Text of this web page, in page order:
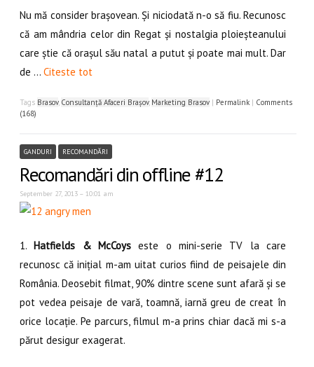
Nu mă consider brașovean. Și niciodată n-o să fiu. Recunosc
că am mândria celor din Regat și nostalgia ploieșteanului
care știe că orașul său natal a putut și poate mai mult. Dar
de … Citeste tot
Tags Brasov, Consultanță Afaceri Brașov, Marketing Brasov | Permalink | Comments
(168)
GANDURI RECOMANDĂRI
Recomandări din offline #12
September 27, 2013 – 10:01 am
1.Hatfields & McCoys este o mini-serie TV la care
recunosc că inițial m-am uitat curios fiind de peisajele din
România. Deosebit filmat, 90% dintre scene sunt afară și se
pot vedea peisaje de vară, toamnă, iarnă greu de creat în
orice locație. Pe parcurs, filmul m-a prins chiar dacă mi s-a
părut desigur exagerat.